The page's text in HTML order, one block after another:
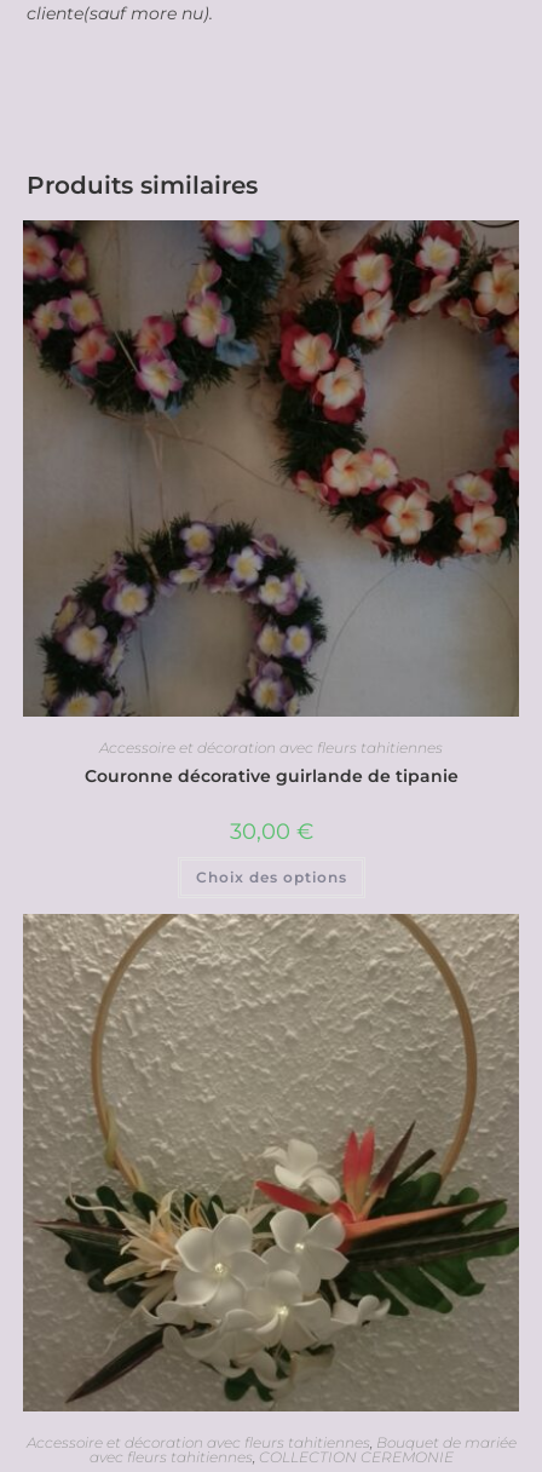
cliente(sauf more nu).
Produits similaires
Accessoire et décoration avec fleurs tahitiennes
Couronne décorative guirlande de tipanie
30,00 €
Choix des options
Accessoire et décoration avec fleurs tahitiennes Bouquet de mariée
avec fleurs tahitiennes COLLECTION CEREMONIE